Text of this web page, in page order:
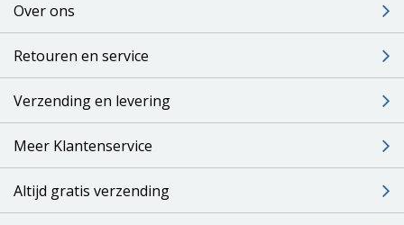
Over ons
Retouren en service
Verzending en levering
Meer Klantenservice
Altijd gratis verzending